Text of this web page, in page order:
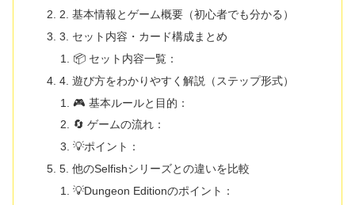
2. 基本情報とゲーム概要（初心者でも分かる）
3. セット内容・カード構成まとめ
📦 セット内容一覧：
4. 遊び方をわかりやすく解説（ステップ形式）
🎮 基本ルールと目的：
🔄 ゲームの流れ：
💡ポイント：
5. 他のSelfishシリーズとの違いを比較
💡Dungeon Editionのポイント：